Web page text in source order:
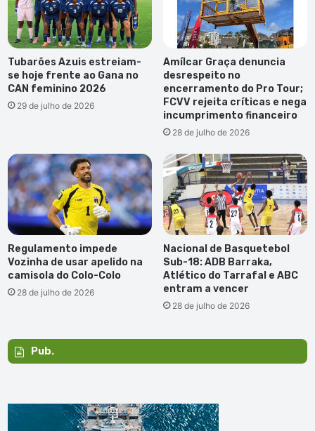
Tubarões Azuis estreiam-
se hoje frente ao Gana no
CAN feminino 2026
29 de julho de 2026
Amílcar Graça denuncia
desrespeito no
encerramento do Pro Tour;
FCVV rejeita críticas e nega
incumprimento financeiro
28 de julho de 2026
Regulamento impede
Vozinha de usar apelido na
camisola do Colo-Colo
28 de julho de 2026
Nacional de Basquetebol
Sub-18: ADB Barraka,
Atlético do Tarrafal e ABC
entram a vencer
28 de julho de 2026
Pub.